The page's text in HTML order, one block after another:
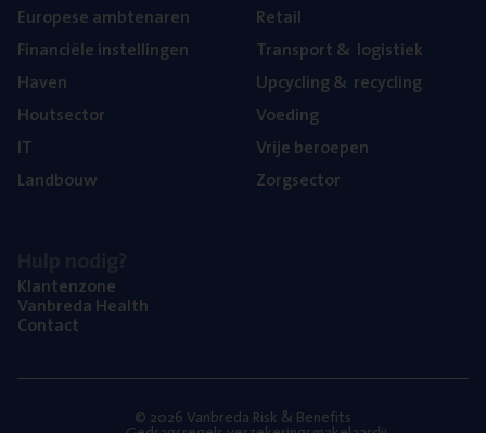
Euro­pe­se ambtenaren
Finan­ci­ë­le instellingen
Haven
Hout­sec­tor
IT
Land­bouw
Retail
Trans­port& logistiek
Upcy­cling& recycling
Voe­ding
Vrije beroe­pen
Zorg­sec­tor
Klan­ten­zo­ne
Van­b­re­da Health
Con­tact
© 2026 Vanbreda Risk & Benefits